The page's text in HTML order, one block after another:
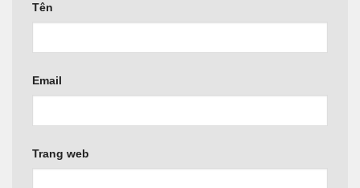
Tên
Email
Trang web